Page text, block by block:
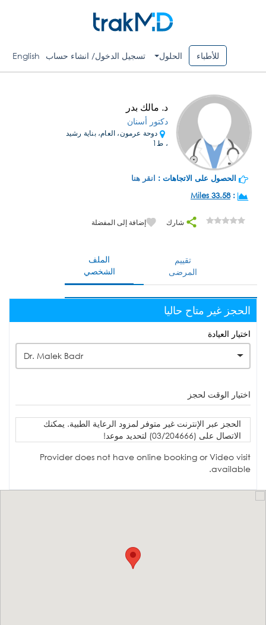
للأطباء الحلول تسجيل الدخول/ انشاء حساب English
د. مالك بدر
دكتور أسنان
دوحة عرمون، العام، بناية رشيد
، ط1
الحصول على الاتجاهات : انقر هنا
:
33.58 Miles
شارك إضافة إلى المفضلة
الملف
الشخصي
تقييم
المرضى
الحجز غير متاح حاليا
اختيار العيادة
Dr. Malek Badr
اختيار الوقت لحجز
الحجز عبر الإنترنت غير متوفر لمزود الرعاية الطبية. يمكنك
الاتصال على (03/204666) لتحديد موعد!
Provider does not have online booking or Video visit
available.